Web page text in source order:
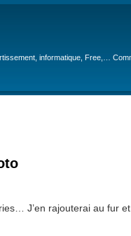
informatique, Free,…
J’en rajouterai au fur et